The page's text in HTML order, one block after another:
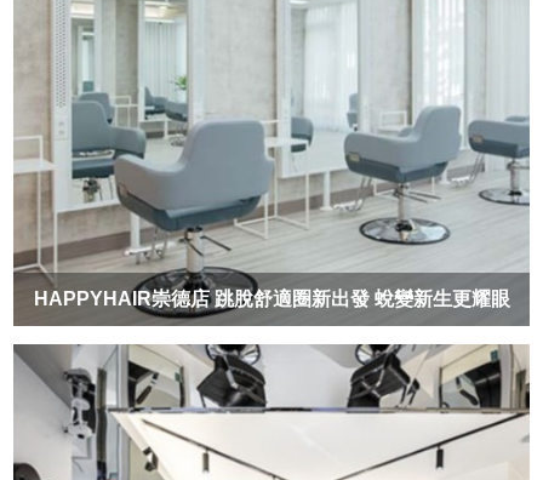
HAPPYHAIR崇德店 跳脫舒適圈新出發 蛻變新生更耀眼